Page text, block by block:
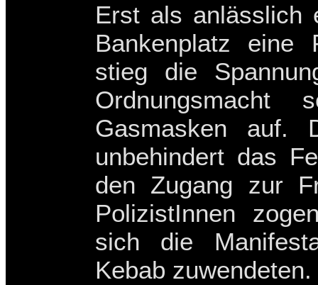
Erst als anlässlich
Bankenplatz eine
stieg die
Gasmasken auf.
unbehindert das
den Zugang zur
PolizistInnen
sich die
Kebab zuwendeten.